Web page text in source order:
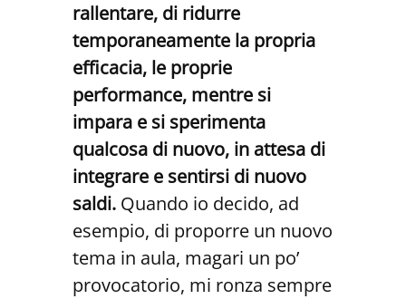
rallentare, di ridurre
temporaneamente la propria
efficacia, le proprie
performance, mentre si
impara e si sperimenta
qualcosa di nuovo, in attesa di
integrare e sentirsi di nuovo
saldi. Quando io decido, ad
esempio, di proporre un nuovo
tema in aula, magari un po’
provocatorio, mi ronza sempre